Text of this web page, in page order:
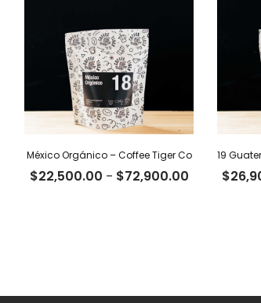
México Orgánico – Coffee Tiger Co
$22,500.00 - $72,900.00Rango
$